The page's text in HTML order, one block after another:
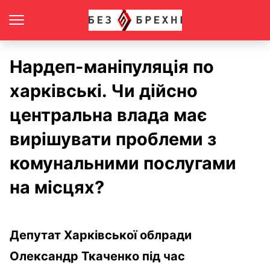
Нардеп-маніпуляція по
харківські. Чи дійсно
центральна влада має
вирішувати проблеми з
комунальними послугами
на місцях?
Депутат Харківської облради
Олександр Ткаченко під час